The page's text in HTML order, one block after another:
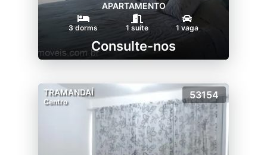
APARTAMENTO
3 dorms 1 suíte 1 vaga
Consulte-nos
TRAMANDAÍ
Centro
53154